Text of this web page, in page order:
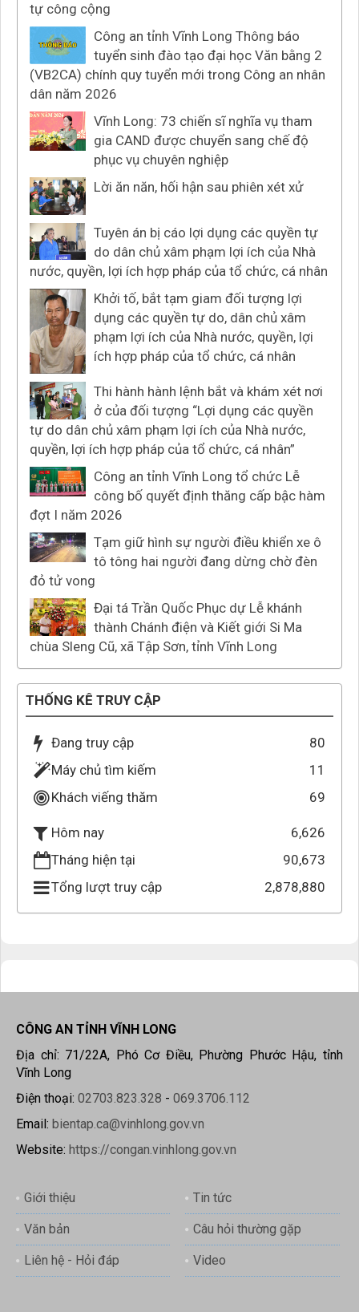
tự công cộng
Công an tỉnh Vĩnh Long Thông báo
tuyển sinh đào tạo đại học Văn bằng 2
(VB2CA) chính quy tuyển mới trong Công an nhân
dân năm 2026
Vĩnh Long: 73 chiến sĩ nghĩa vụ tham
gia CAND được chuyển sang chế độ
phục vụ chuyên nghiệp
Lời ăn năn, hối hận sau phiên xét xử
Tuyên án bị cáo lợi dụng các quyền tự
do dân chủ xâm phạm lợi ích của Nhà
nước, quyền, lợi ích hợp pháp của tổ chức, cá nhân
Khởi tố, bắt tạm giam đối tượng lợi
dụng các quyền tự do, dân chủ xâm
phạm lợi ích của Nhà nước, quyền, lợi
ích hợp pháp của tổ chức, cá nhân
Thi hành hành lệnh bắt và khám xét nơi
ở của đối tượng “Lợi dụng các quyền
tự do dân chủ xâm phạm lợi ích của Nhà nước,
quyền, lợi ích hợp pháp của tổ chức, cá nhân”
Công an tỉnh Vĩnh Long tổ chức Lễ
công bố quyết định thăng cấp bậc hàm
đợt I năm 2026
Tạm giữ hình sự người điều khiển xe ô
tô tông hai người đang dừng chờ đèn
đỏ tử vong
Đại tá Trần Quốc Phục dự Lễ khánh
thành Chánh điện và Kiết giới Si Ma
chùa Sleng Cũ, xã Tập Sơn, tỉnh Vĩnh Long
THỐNG KÊ TRUY CẬP
Đang truy cập
80
Máy chủ tìm kiếm
11
Khách viếng thăm
69
Hôm nay
6,626
Tháng hiện tại
90,673
Tổng lượt truy cập
2,878,880
CÔNG AN TỈNH VĨNH LONG
Địa chỉ: 71/22A, Phó Cơ Điều, Phường Phước Hậu, tỉnh
Vĩnh Long
Điện thoại: 02703.823.328 - 069.3706.112
Email: bientap.ca@vinhlong.gov.vn
Website: https://congan.vinhlong.gov.vn
Giới thiệu Tin tức
Văn bản Câu hỏi thường gặp
Liên hệ - Hỏi đáp Video